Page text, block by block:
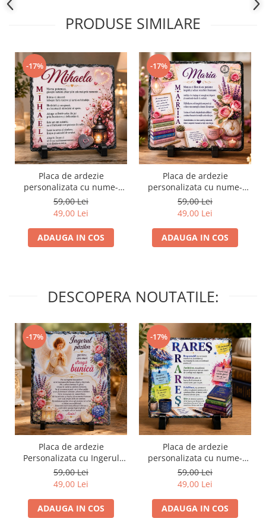
PRODUSE SIMILARE
-17%
Placa de ardezie
personalizata cu nume-
Mihaela
59,00 Lei
49,00 Lei
ADAUGA IN COS
-17%
Placa de ardezie
personalizata cu nume-
Maria
59,00 Lei
49,00 Lei
ADAUGA IN COS
DESCOPERA NOUTATILE:
-17%
Placa de ardezie
Personalizata cu Ingerul
Pazitor pentru Bunica
59,00 Lei
49,00 Lei
ADAUGA IN COS
-17%
Placa de ardezie
personalizata cu nume-
Rares
59,00 Lei
49,00 Lei
ADAUGA IN COS